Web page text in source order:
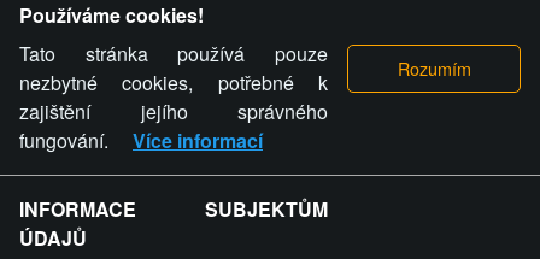
videa a komentáře. Osoba, které se toto opatření provozovatele
stránky týče, ani osoba, která umístila fotografii nebo video na
stránku, nemůže z důvodu odstranění fotografie, videa nebo
komentáře pro výše uvedenou okolnost uplatnit vůči
provozovateli stránky žádný nárok na náhradu škody nebo
nemajetkové újmy.
ZVRÁCENÝ.CZ - Svět není zvrácenej. To jen
Používáme cookies!
Tato stránka používá pouze
nezbytné cookies, potřebné k
zajištění jejího správného
fungování.
Více informací
INFORMACE SUBJEKTŮM
ÚDAJŮ